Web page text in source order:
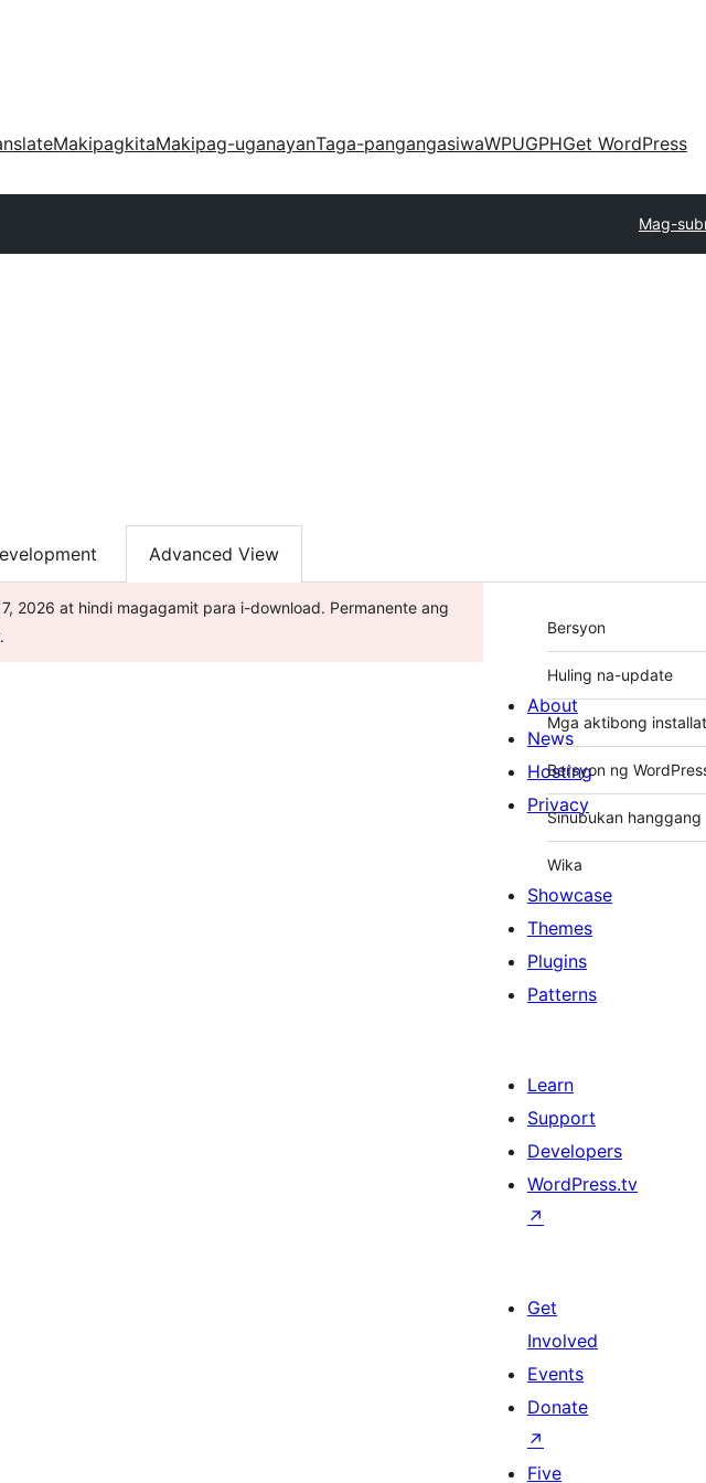
MakipagkitaMakipag-uganayanTaga-pangangasiwaWPUGPHGet WordPress
Mag-
Advanced View
2026 at hindi magagamit para i-download. Permanente ang
Meta
Bersyon
Huling na-update
Mga aktibong
Bersyon ng
Sinubukan hanggang
Wika
About
News
Hosting
Privacy
Showcase
Themes
Plugins
Patterns
Learn
Support
Developers
WordPress.tv
↗
Get
Involved
Events
Donate
↗
Five